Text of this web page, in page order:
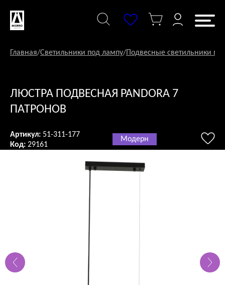
содержанию
Главная/Светильники под лампу/ Подвесные светильники
ЛЮСТРА ПОДВЕСНАЯ PANDORA 7
ПАТРОНОВ
Артикул: 51-311-177
Код: 29161
Модерн